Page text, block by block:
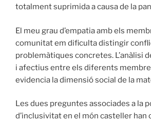
totalment suprimida a causa de la
El meu grau d’empatia amb els
comunitat em dificulta distingir
problemàtiques concretes. L’anàlisi
i afectius entre els diferents
evidencia la dimensió social de la
Les dues preguntes associades a la
d’inclusivitat en el món casteller